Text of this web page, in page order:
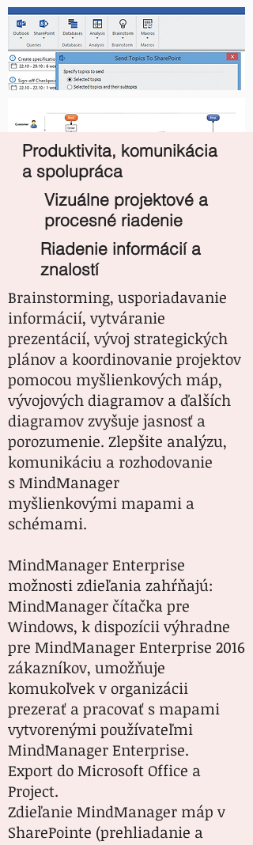
Produktivita, komunikácia
a spolupráca
Vizuálne projektové a
procesné riadenie
Riadenie informácií a
znalostí
Brainstorming, usporiadavanie
informácií, vytváranie
prezentácií, vývoj strategických
plánov a koordinovanie projektov
pomocou myšlienkových máp,
vývojových diagramov a ďalších
diagramov zvyšuje jasnosť a
porozumenie. Zlepšite analýzu,
komunikáciu a rozhodovanie
s MindManager
myšlienkovými mapami a
schémami.
MindManager Enterprise
možnosti zdieľania zahŕňajú:
MindManager čítačka pre
Windows, k dispozícii výhradne
pre MindManager Enterprise 2016
zákazníkov, umožňuje
komukoľvek v organizácii
prezerať a pracovať s mapami
vytvorenými používateľmi
MindManager Enterprise.
Export do Microsoft Office a
Project.
Zdieľanie MindManager máp v
SharePointe (prehliadanie a